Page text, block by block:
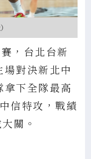
，台北台新
對決新北中
拿下全隊最高
信特攻，戰績
關。